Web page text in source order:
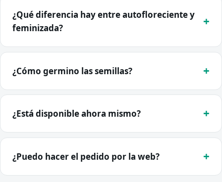
¿Qué diferencia hay entre autofloreciente y
feminizada?
¿Cómo germino las semillas?
¿Está disponible ahora mismo?
¿Puedo hacer el pedido por la web?